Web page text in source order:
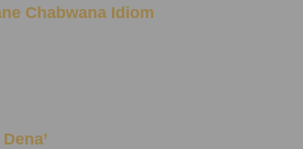
Chabwana Idiom